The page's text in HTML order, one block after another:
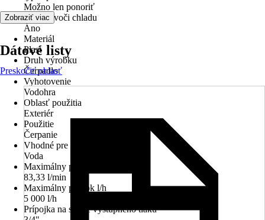
Možno len ponoriť
Odolné voči chladu
Áno
Materiál
Plast
Druh výrobku
Čerpadlo
Vyhotovenie
Vodohra
Oblasť použitia
Exteriér
Použitie
Čerpanie
Vhodné pre
Voda
Maximálny prietok l/min
83,33 l/min
Maximálny prietok l/h
5 000 l/h
Prípojka na strane výstupného tlaku
Zobraziť viac
Dátové listy
Preskočiť oblasť